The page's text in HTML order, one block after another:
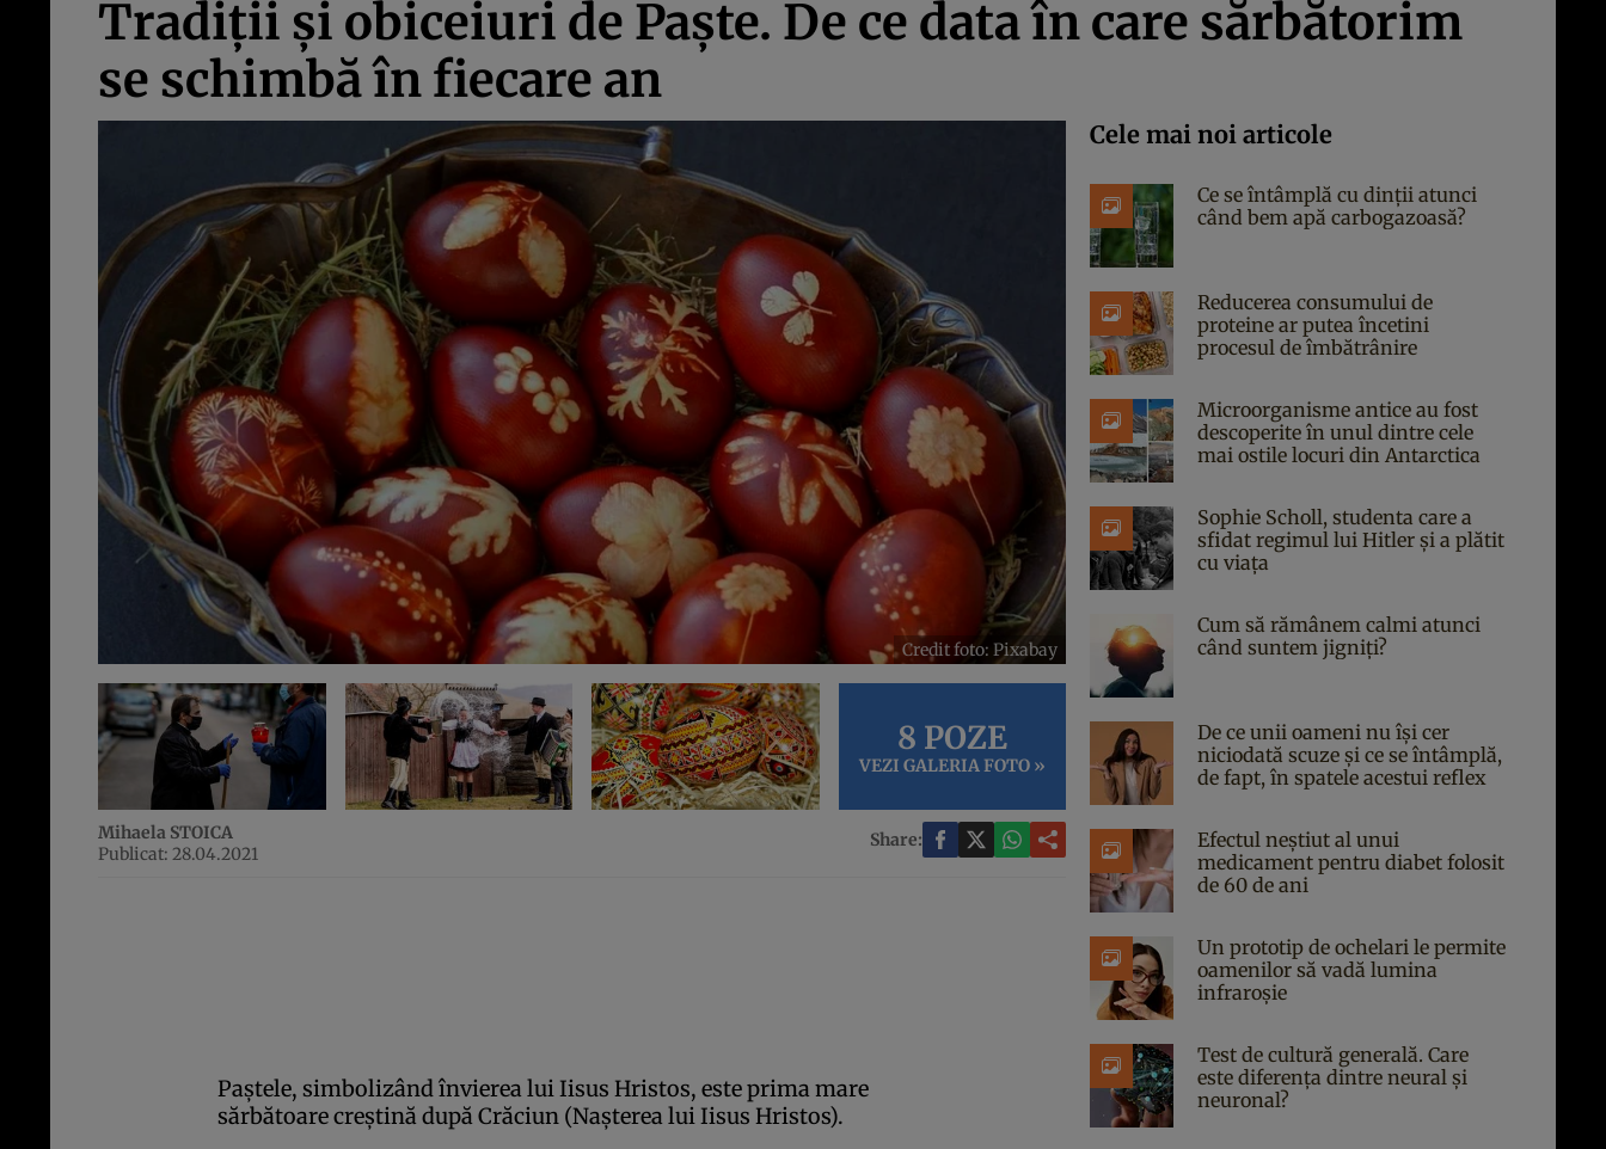
Tradiţii şi obiceiuri de Paşte. De ce data în care sărbătorim
se schimbă în fiecare an
Credit foto: Pixabay
8 POZE
VEZI GALERIA FOTO »
Mihaela STOICA
Publicat: 28.04.2021
Share:
Paştele, simbolizând învierea lui Iisus Hristos, este prima mare
sărbătoare creştină după Crăciun (Naşterea lui Iisus Hristos).
Cele mai noi articole
Ce se întâmplă cu dinții atunci
când bem apă carbogazoasă?
Reducerea consumului de
proteine ar putea încetini
procesul de îmbătrânire
Microorganisme antice au fost
descoperite în unul dintre cele
mai ostile locuri din Antarctica
Sophie Scholl, studenta care a
sfidat regimul lui Hitler și a plătit
cu viața
Cum să rămânem calmi atunci
când suntem jigniți?
De ce unii oameni nu își cer
niciodată scuze și ce se întâmplă,
de fapt, în spatele acestui reflex
Efectul neștiut al unui
medicament pentru diabet folosit
de 60 de ani
Un prototip de ochelari le permite
oamenilor să vadă lumina
infraroșie
Test de cultură generală. Care
este diferența dintre neural și
neuronal?